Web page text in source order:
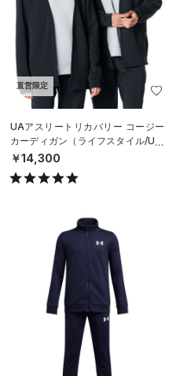
直営限定
UAアスリートリカバリー コージー
カーディガン（ライフスタイル/UNI
SEX）
￥14,300